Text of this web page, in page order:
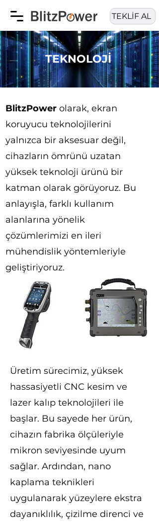
TEKLİF AL
TEKNOLOJİ
BlitzPower olarak, ekran
koruyucu teknolojilerini
yalnızca bir aksesuar değil,
cihazların ömrünü uzatan
yüksek teknoloji ürünü bir
katman olarak görüyoruz. Bu
anlayışla, farklı kullanım
alanlarına yönelik
çözümlerimizi en ileri
mühendislik yöntemleriyle
geliştiriyoruz.
Üretim sürecimiz, yüksek
hassasiyetli CNC kesim ve
lazer kalıp teknolojileri ile
başlar. Bu sayede her ürün,
cihazın fabrika ölçüleriyle
mikron seviyesinde uyum
sağlar. Ardından, nano
kaplama teknikleri
uygulanarak yüzeylere ekstra
dayanıklılık, çizilme direnci ve